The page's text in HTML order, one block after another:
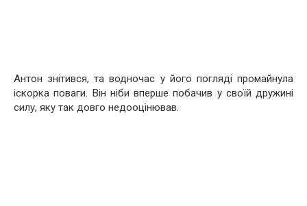
Антон знітився, та водночас у його погляді промайнула
іскорка поваги. Він ніби вперше побачив у своїй дружині
силу, яку так довго недооцінював.